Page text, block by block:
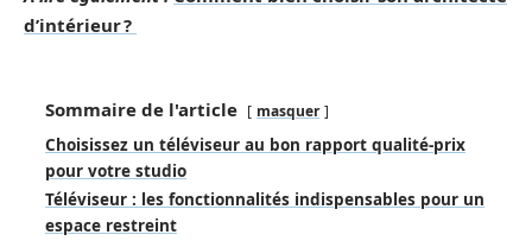
d’intérieur ?
Sommaire de l'article masquer
Choisissez un téléviseur au bon rapport qualité-prix
pour votre studio
Téléviseur : les fonctionnalités indispensables pour un
espace restreint